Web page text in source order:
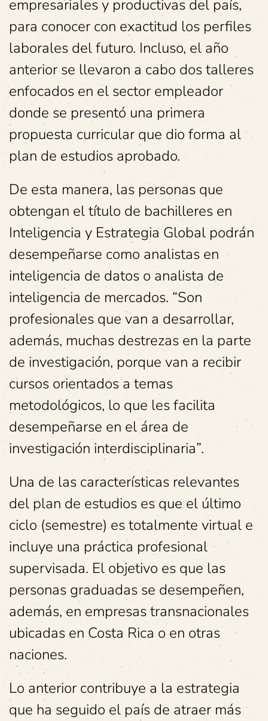
empresariales y productivas del país,
para conocer con exactitud los perfiles
laborales del futuro. Incluso, el año
anterior se llevaron a cabo dos talleres
enfocados en el sector empleador
donde se presentó una primera
propuesta curricular que dio forma al
plan de estudios aprobado.
De esta manera, las personas que
obtengan el título de bachilleres en
Inteligencia y Estrategia Global podrán
desempeñarse como analistas en
inteligencia de datos o analista de
inteligencia de mercados. “Son
profesionales que van a desarrollar,
además, muchas destrezas en la parte
de investigación, porque van a recibir
cursos orientados a temas
metodológicos, lo que les facilita
desempeñarse en el área de
investigación interdisciplinaria”.
Una de las características relevantes
del plan de estudios es que el último
ciclo (semestre) es totalmente virtual e
incluye una práctica profesional
supervisada. El objetivo es que las
personas graduadas se desempeñen,
además, en empresas transnacionales
ubicadas en Costa Rica o en otras
naciones.
Lo anterior contribuye a la estrategia
que ha seguido el país de atraer más